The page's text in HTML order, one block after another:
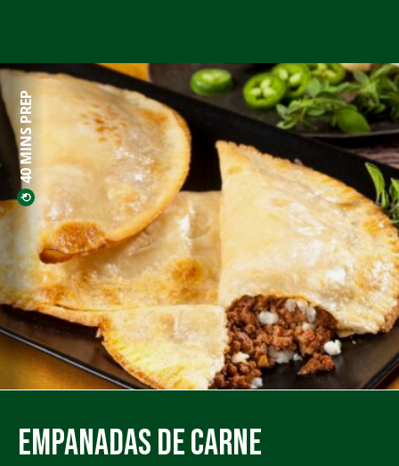
40 MINS PREP
Empanadas de Carne